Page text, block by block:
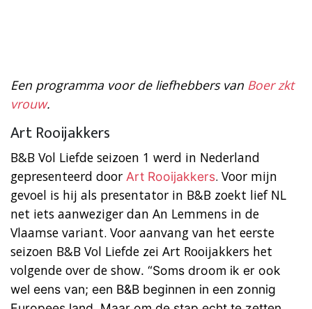
Een programma voor de liefhebbers van Boer zkt
vrouw.
Art Rooijakkers
B&B Vol Liefde seizoen 1 werd in Nederland
gepresenteerd door Art Rooijakkers. Voor mijn
gevoel is hij als presentator in B&B zoekt lief NL
net iets aanweziger dan An Lemmens in de
Vlaamse variant. Voor aanvang van het eerste
seizoen B&B Vol Liefde zei Art Rooijakkers het
volgende over de show. “Soms droom ik er ook
wel eens van; een B&B beginnen in een zonnig